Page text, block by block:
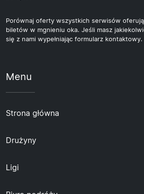
Porównaj oferty wszystkich serwisów
biletów w mgnieniu oka. Jeśli masz
się z nami wypełniając formularz kontaktowy.
Menu
Strona główna
Drużyny
Ligi